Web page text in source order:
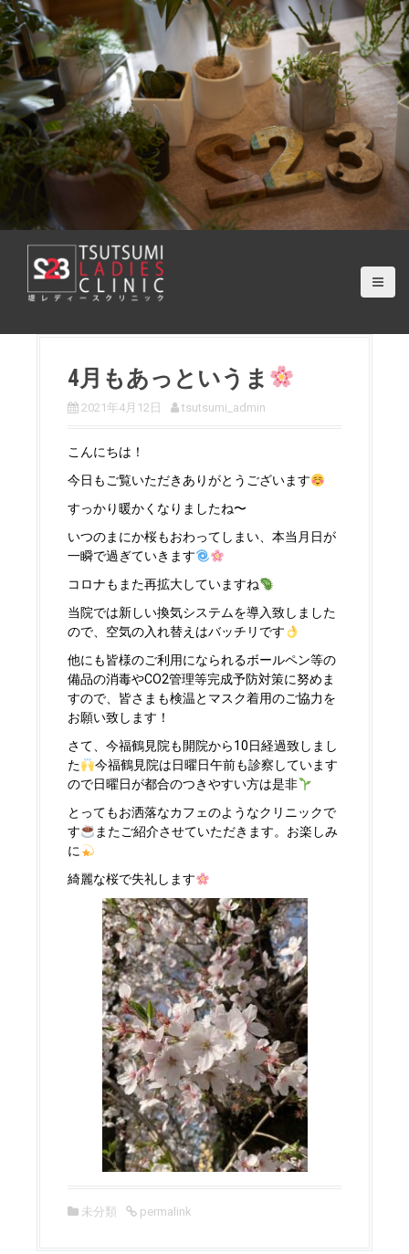
S
k
i
p
o
c
o
n
4月もあっというま
2021年4月12日 tsutsumi_admin
こんにちは！
今日もご覧いただきありがとうございます
すっかり暖かくなりましたね〜
いつのまにか桜もおわってしまい、本当月日が
一瞬で過ぎていきます
コロナもまた再拡大していますね
当院では新しい換気システムを導入致しました
ので、空気の入れ替えはバッチリです
他にも皆様のご利用になられるボールペン等の
備品の消毒やCO2管理等完成予防対策に努めま
すので、皆さまも検温とマスク着用のご協力を
お願い致します！
さて、今福鶴見院も開院から10日経過致しまし
た
今福鶴見院は日曜日午前も診察しています
ので日曜日が都合のつきやすい方は是非
とってもお洒落なカフェのようなクリニックで
す
またご紹介させていただきます。お楽しみ
に
綺麗な桜で失礼します
未分類 permalink